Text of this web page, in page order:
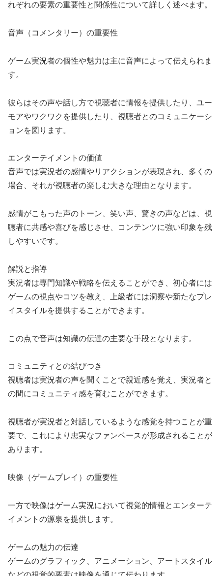
れぞれの要素の重要性と関係性について詳しく述べます。
音声（コメンタリー）の重要性
ゲーム実況者の個性や魅力は主に音声によって伝えられま
す。
彼らはその声や話し方で視聴者に情報を提供したり、ユー
モアやワクワクを提供したり、視聴者とのコミュニケーシ
ョンを図ります。
エンターテイメントの価値
音声では実況者の感情やリアクションが表現され、多くの
場合、それが視聴者の楽しむ大きな理由となります。
感情がこもった声のトーン、笑い声、驚きの声などは、視
聴者に共感や喜びを感じさせ、コンテンツに強い印象を残
しやすいです。
解説と指導
実況者は専門知識や戦略を伝えることができ、初心者には
ゲームの視点やコツを教え、上級者には洞察や新たなプレ
イスタイルを提供することができます。
この点で音声は知識の伝達の主要な手段となります。
コミュニティとの結びつき
視聴者は実況者の声を聞くことで親近感を覚え、実況者と
の間にコミュニティ感を育むことができます。
視聴者が実況者と対話しているような感覚を持つことが重
要で、これにより忠実なファンベースが形成されることが
あります。
映像（ゲームプレイ）の重要性
一方で映像はゲーム実況において視覚的情報とエンターテ
イメントの源泉を提供します。
ゲームの魅力の伝達
ゲームのグラフィック、アニメーション、アートスタイル